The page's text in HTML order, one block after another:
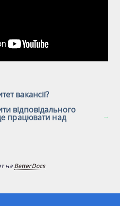
вакансії?
відповідального
працювати над
на BetterDocs